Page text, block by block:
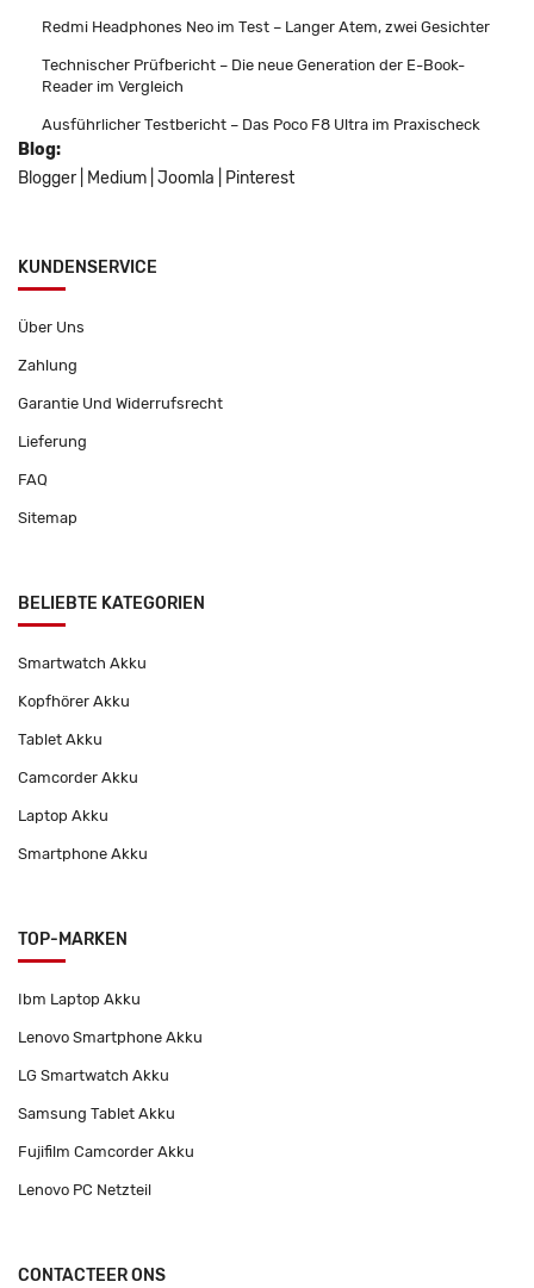
Redmi Headphones Neo im Test – Langer Atem, zwei Gesichter
Technischer Prüfbericht – Die neue Generation der E-Book-
Reader im Vergleich
Ausführlicher Testbericht – Das Poco F8 Ultra im Praxischeck
Blog:
Blogger
Medium Joomla Pinterest
KUNDENSERVICE
Über Uns
Zahlung
Garantie Und Widerrufsrecht
Lieferung
FAQ
Sitemap
BELIEBTE KATEGORIEN
Smartwatch Akku
Kopfhörer Akku
Tablet Akku
Camcorder Akku
Laptop Akku
Smartphone Akku
TOP-MARKEN
Ibm Laptop Akku
Lenovo Smartphone Akku
LG Smartwatch Akku
Samsung Tablet Akku
Fujifilm Camcorder Akku
Lenovo PC Netzteil
CONTACTEER ONS